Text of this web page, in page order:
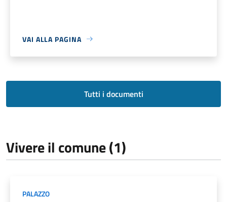
VAI ALLA PAGINA
Tutti i documenti
Vivere il comune (1)
PALAZZO